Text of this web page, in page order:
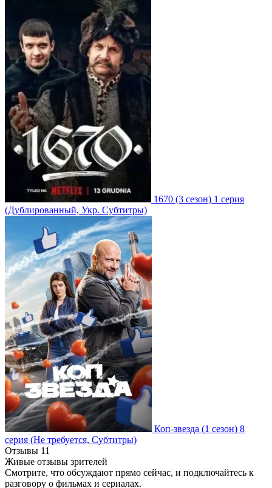
1670 (3 сезон) 1 серия
(Дублированный, Укр. Субтитры)
Коп-звезда (1 сезон) 8
серия (Не требуется, Субтитры)
Отзывы 11
Живые отзывы зрителей
Смотрите, что обсуждают прямо сейчас, и подключайтесь к
разговору о фильмах и сериалах.